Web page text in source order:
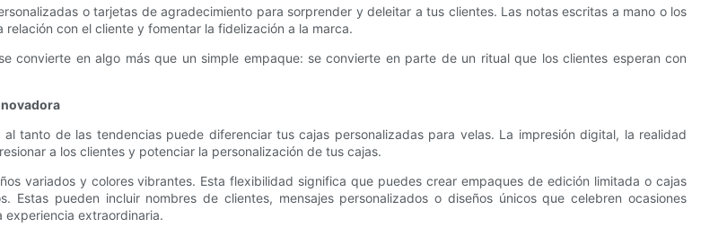
o tarjetas de agradecimiento para sorprender y deleitar a tus clientes. Las notas escritas a mano o los
con el cliente y fomentar la fidelización a la marca.
convierte en algo más que un simple empaque: se convierte en parte de un ritual que los clientes esperan con
tanto de las tendencias puede diferenciar tus cajas personalizadas para velas. La impresión digital, la realidad
a los clientes y potenciar la personalización de tus cajas.
variados y colores vibrantes. Esta flexibilidad significa que puedes crear empaques de edición limitada o cajas
Estas pueden incluir nombres de clientes, mensajes personalizados o diseños únicos que celebren ocasiones
experiencia extraordinaria.